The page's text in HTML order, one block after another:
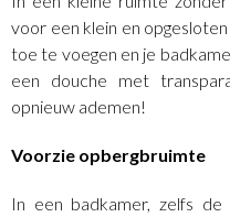
voor een klein en
toe te voegen en je
een douche met
opnieuw ademen!
Voorzie opbergbruimte
In een badkamer, zelfs